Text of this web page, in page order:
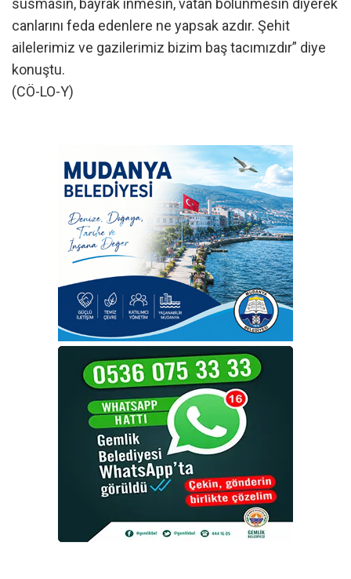
susmasın, bayrak inmesin, vatan bölünmesin diyerek
canlarını feda edenlere ne yapsak azdır. Şehit
ailelerimiz ve gazilerimiz bizim baş tacımızdır” diye
konuştu.
(CÖ-LO-Y)